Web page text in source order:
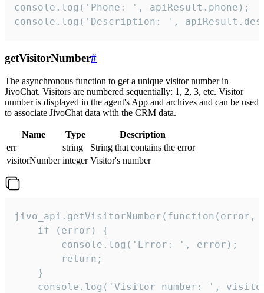
console.log('Phone: ', apiResult.phone);
console.log('Description: ',
getVisitorNumber#
The asynchronous function to get a unique visitor number in
JivoChat. Visitors are numbered sequentially: 1, 2, 3, etc. Visitor
number is displayed in the agent's App and archives and can be used
to associate JivoChat data with the CRM data.
Name Type
Description
err
string
String that contains the error
visitorNumber integer Visitor's number
jivo_api.getVisitorNumber(function(error,
    if (error) {
        console.log('Error: ', error);
        return;
    }
console.log('Visitor number: ',